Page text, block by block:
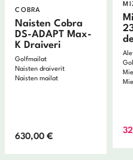
COBRA
Naisten Cobra
DS-ADAPT Max-
K Draiveri
Golfmailat
Naisten draiverit
Naisten mailat
630,00€